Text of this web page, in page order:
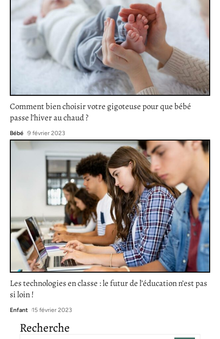
Comment bien choisir votre gigoteuse pour que bébé
passe l’hiver au chaud ?
Bébé 9 février 2023
Les technologies en classe : le futur de l’éducation n’est pas
si loin !
Enfant 15 février 2023
Recherche